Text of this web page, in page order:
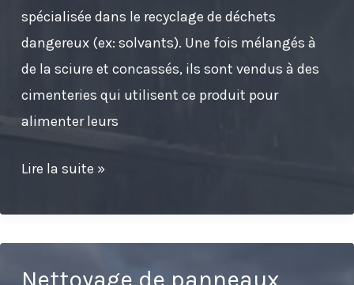
spécialisée dans le recyclage de déchets
dangereux (ex: solvants). Une fois mélangés à
de la sciure et concassés, ils sont vendus à des
cimenteries qui utilisent ce produit pour
alimenter leurs
Nettoyage
bardage
industriel
intérieur
Lire la suite »